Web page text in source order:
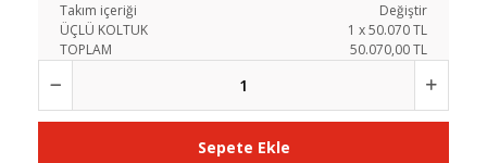
Takım içeriği
Değiştir
ÜÇLÜ KOLTUK
1 x50.070TL
TOPLAM
50.070,00 TL
Sepete Ekle